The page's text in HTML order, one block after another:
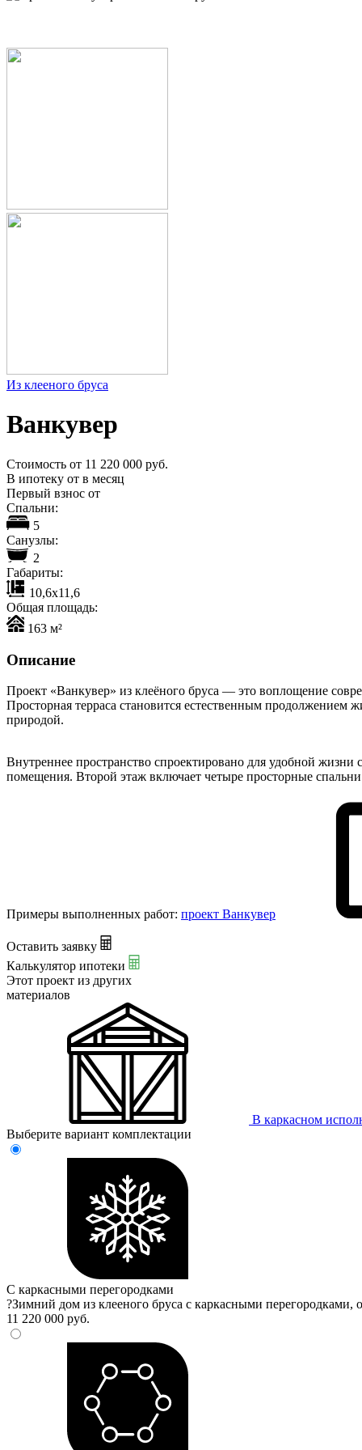
Из клееного бруса
Ванкувер
Стоимость от 11 220 000 руб.
В ипотеку от в месяц
Первый взнос от
Cпальни:
5
Cанузлы:
2
Габариты:
10,6x11,6
Общая площадь:
163 м²
Описание
Проект «Ванкувер» из клеёного бруса — это воплощение
Просторная терраса становится естественным
природой.
Внутреннее пространство спроектировано для удобной
помещения. Второй этаж включает четыре просторные
Примеры выполненных работ: проект Ванкувер
Оставить заявку
Калькулятор ипотеки
Этот проект из других
материалов
В каркасном
Выберите вариант комплектации
С каркасными перегородками
?Зимний дом из клееного бруса с каркасными
11 220 000 руб.